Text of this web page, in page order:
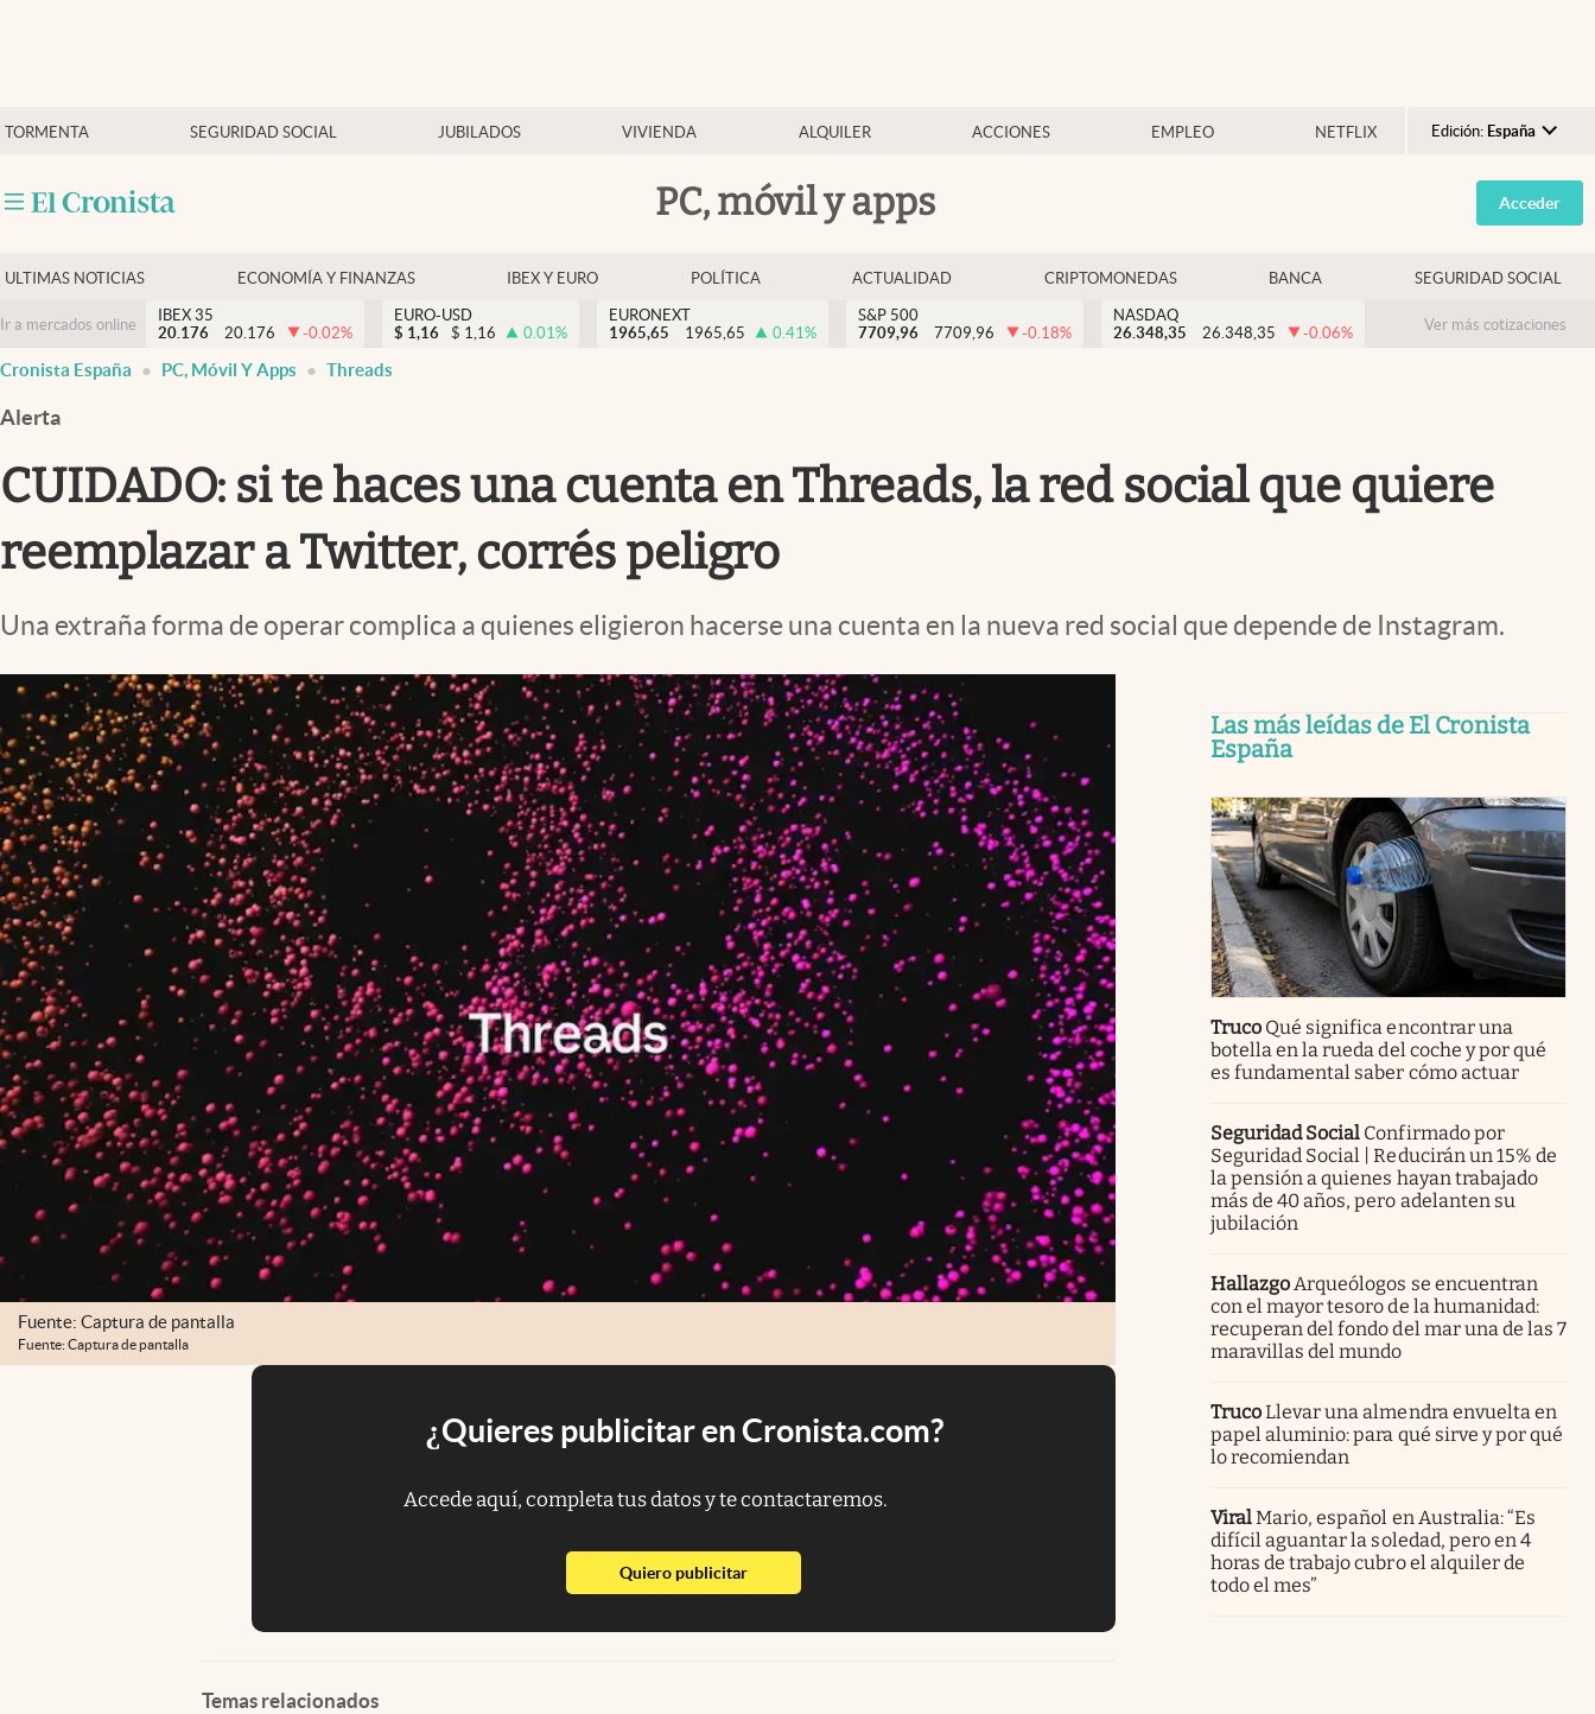
TORMENTA SEGURIDAD SOCIAL JUBILADOS VIVIENDA ALQUILER ACCIONES EMPLEO NETFLIX Edición: España
Argentina
España
USA
Colombia
PC, móvil y apps
Economía y finanzas
Criptomonedas
Acceder
ULTIMAS NOTICIAS ECONOMÍA Y FINANZAS IBEX Y EURO POLÍTICA ACTUALIDAD CRIPTOMONEDAS BANCA SEGURIDAD SOCIAL
Ir a mercados online
IBEX 35
20.176
20.176 -0.02%
EURO-USD
$ 1,16 $ 1,16 0.01%
EURONEXT
1965,65
1965,65 0.41%
S&P 500
7709,96
7709,96 -0.18%
NASDAQ
26.348,35
26.348,35 -0.06% Ver más cotizaciones
Cronista España PC, Móvil Y Apps Threads
Alerta
CUIDADO: si te haces una cuenta en Threads, la red social que quiere
reemplazar a Twitter, corrés peligro
Una extraña forma de operar complica a quienes eligieron hacerse una cuenta en la nueva red social que depende de Instagram.
Fuente: Captura de pantalla
Fuente: Captura de pantalla
¿Quieres publicitar en Cronista.com?
Accede aquí, completa tus datos y te contactaremos.
Quiero publicitarabre en nueva pestaña
Temas relacionados
Las más leídas de El Cronista
España
Truco Qué significa encontrar una
botella en la rueda del coche y por qué
es fundamental saber cómo actuar
Seguridad Social Confirmado por
Seguridad Social | Reducirán un 15% de
la pensión a quienes hayan trabajado
más de 40 años, pero adelanten su
jubilación
HallazgoArqueólogos se encuentran
con el mayor tesoro de la humanidad:
recuperan del fondo del mar una de las 7
maravillas del mundo
TrucoLlevar una almendra envuelta en
papel aluminio: para qué sirve y por qué
lo recomiendan
ViralMario, español en Australia: “Es
difícil aguantar la soledad, pero en 4
horas de trabajo cubro el alquiler de
todo el mes”